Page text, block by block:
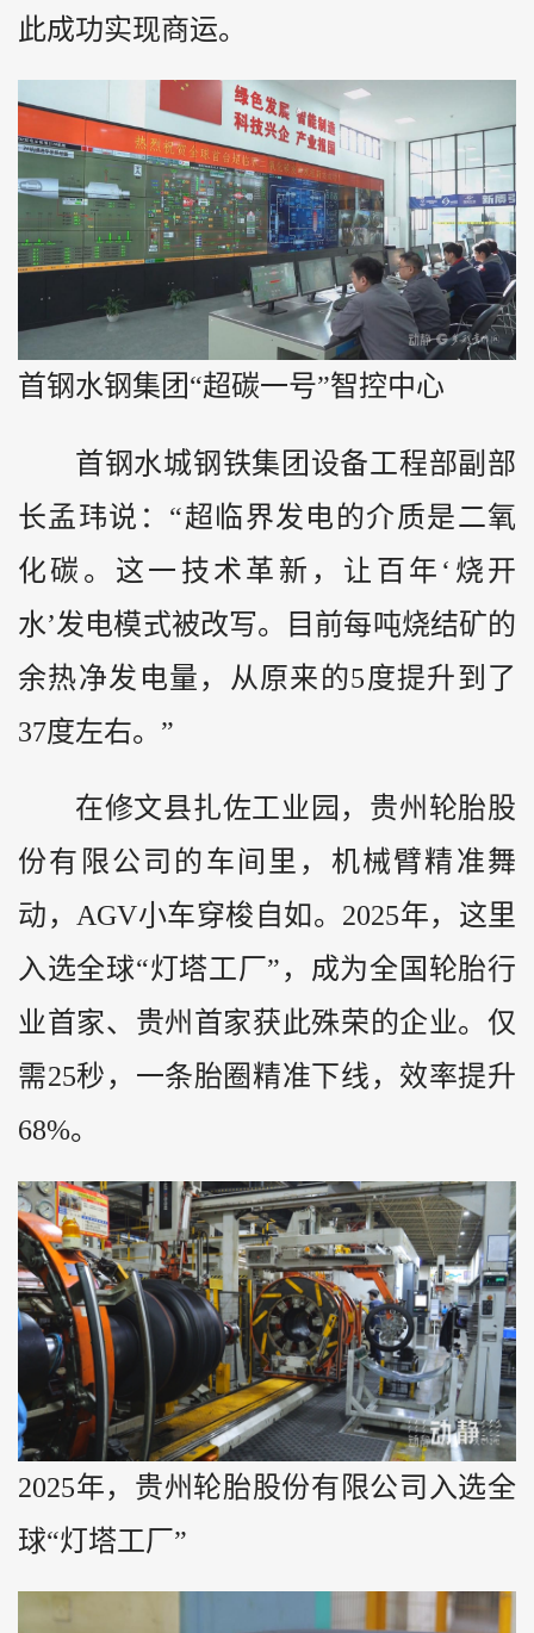
此成功实现商运。
首钢水钢集团“超碳一号”智控中心
首钢水城钢铁集团设备工程部副部
长孟玮说：“超临界发电的介质是二氧
化碳。这一技术革新，让百年‘烧开
水’发电模式被改写。目前每吨烧结矿的
余热净发电量，从原来的5度提升到了
37度左右。”
在修文县扎佐工业园，贵州轮胎股
份有限公司的车间里，机械臂精准舞
动，AGV小车穿梭自如。2025年，这里
入选全球“灯塔工厂”，成为全国轮胎行
业首家、贵州首家获此殊荣的企业。仅
需25秒，一条胎圈精准下线，效率提升
68%。
2025年，贵州轮胎股份有限公司入选全
球“灯塔工厂”